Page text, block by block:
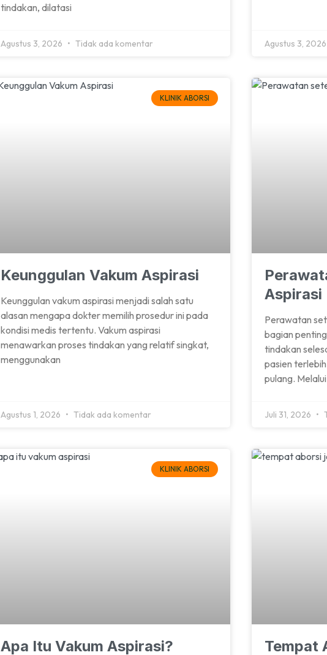
tindakan, dilatasi
Agustus 3, 2026 Tidak ada komentar Agustus 3, 2026
KLINIK ABORSI
Keunggulan Vakum Aspirasi
Keunggulan vakum aspirasi menjadi salah satu
alasan mengapa dokter memilih prosedur ini pada
kondisi medis tertentu. Vakum aspirasi
menawarkan proses tindakan yang relatif singkat,
menggunakan
Agustus 1, 2026 Tidak ada komentar
Aspirasi
Perawatan
bagian
tindakan
pasien
pulang. Melalui
Juli 31, 2026
KLINIK ABORSI
Apa Itu Vakum Aspirasi? Tempat